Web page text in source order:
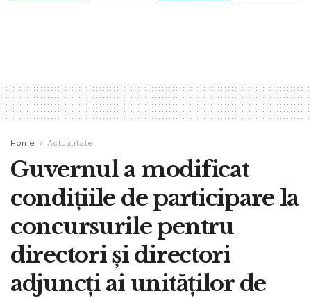
Home Actualitate
Guvernul a modificat
condițiile de participare la
concursurile pentru
directori și directori
adjuncți ai unităților de